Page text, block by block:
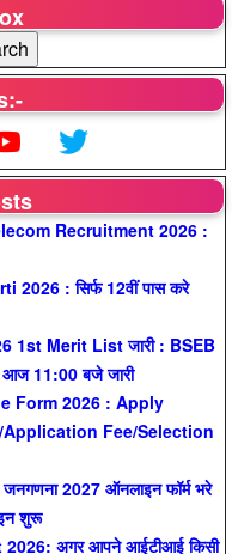
Recruitment 2026 :
: सिर्फ 12वीं पास करे
1st Merit List जारी : BSEB
11:00 बजे जारी
Form 2026 : Apply
Fee/Selection
2027 ऑनलाइन फॉर्म भरे
शुरू
अगर आपने आईटीआई किसी